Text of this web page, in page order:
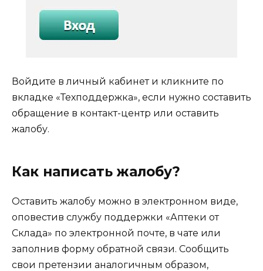
Войдите в личный кабинет и кликните по
вкладке «Техподдержка», если нужно составить
обращение в контакт-центр или оставить
жалобу.
Как написать жалобу?
Оставить жалобу можно в электронном виде,
оповестив службу поддержки «Аптеки от
Склада» по электронной почте, в чате или
заполнив форму обратной связи. Сообщить
свои претензии аналогичным образом,